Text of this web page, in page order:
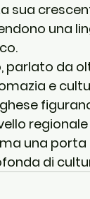
sua
una
, parlato da
e
una
di